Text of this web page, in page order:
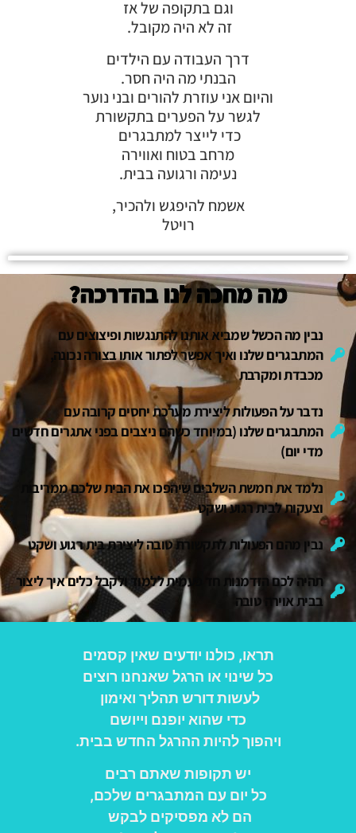
וגם בתקופה של אז
זה לא היה מקובל.
דרך העבודה עם הילדים
הבנתי מה היה חסר.
והיום אני עוזרת להורים ובני נוער
לגשר על הפערים בתקשורת
כדי לייצר למתבגרים
מרחב בטוח ואווירה
נעימה ורגועה בבית.
אשמח להיפגש ולהכיר,
רויטל
מה מחכה לנו בהדרכה?
נבין מה הכשל שמביא אותנו להתנגשות ופיצוצים עם
המתבגרים שלנו ואיך אפשר לפתור אותו בצורה נכונה,
מכבדת ומקרבת
נדבר על הפעולות ליצירת מערכת יחסים קרובה עם
המתבגרים שלנו (במיוחד כשהם ניצבים בפני אתגרים חדשים
מדי יום)
נלמד את חמשת השלבים שיהפכו את הבית שלכם ממריבות
וצעקות לבית רגוע ושקט
נבין מהם הפעולות לתקשורת טובה ליצירת בית רגוע ושקט
תהיה לכם הזדמנות חד פעמית ללמוד ולקבל כלים איך ליצור
בבית אוירה טובה
תראו, כולנו יודעים שאין קסמים
כל שינוי או הרגל שאנחנו רוצים
לעשות דורש תהליך ואימון
כדי שהוא יופנם וייושם
ויהפוך להיות ההרגל החדש בבית.
יש תקופות שאתם רבים
כל יום עם המתבגרים שלכם,
הם לא מפסיקים לבקש